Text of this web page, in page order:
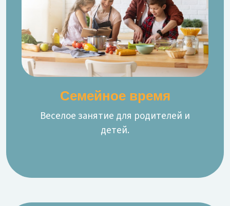
Семейное время
Веселое занятие для родителей и
детей.